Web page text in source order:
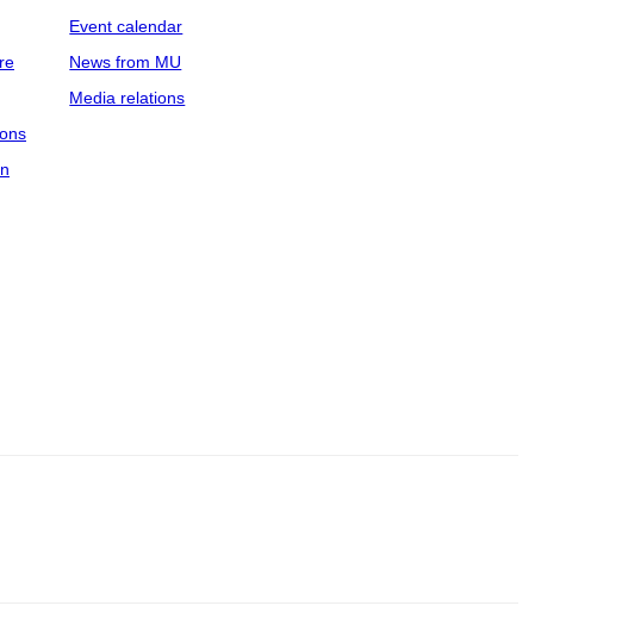
Event calendar
News from MU
Media relations